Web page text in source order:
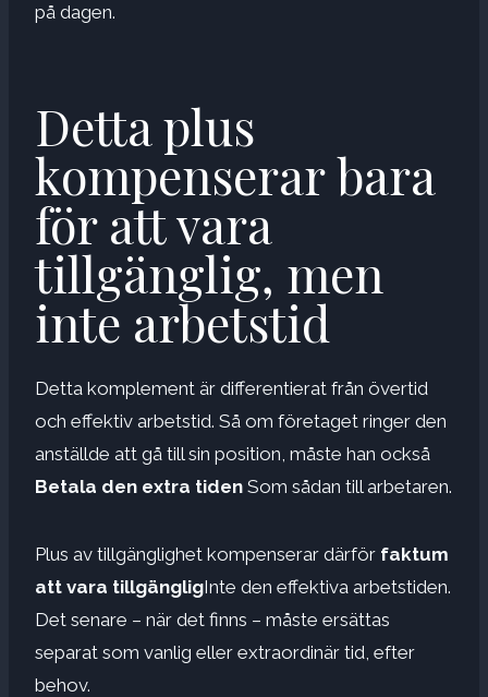
på dagen.
Detta plus
kompenserar bara
för att vara
tillgänglig, men
inte arbetstid
Detta komplement är differentierat från övertid
och effektiv arbetstid. Så om företaget ringer den
anställde att gå till sin position, måste han också
Betala den extra tiden Som sådan till arbetaren.
Plus av tillgänglighet kompenserar därför faktum
att vara tillgängligInte den effektiva arbetstiden.
Det senare – när det finns – måste ersättas
separat som vanlig eller extraordinär tid, efter
behov.